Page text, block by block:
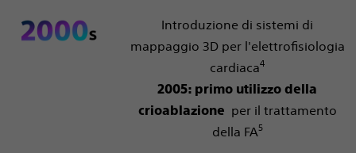
Introduzione di sistemi di
mappaggio 3D per l'elettrofisiologia
cardiaca4
2005: primo utilizzo della
crioablazione per il trattamento
della FA5